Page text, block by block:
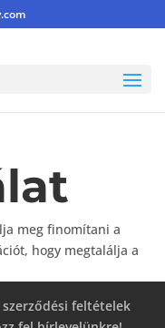
meg finomítani a
hogy megtalálja a
feltételek